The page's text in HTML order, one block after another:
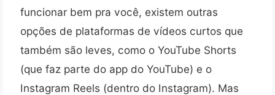
funcionar bem pra você, existem outras
opções de plataformas de vídeos curtos que
também são leves, como o YouTube Shorts
(que faz parte do app do YouTube) e o
Instagram Reels (dentro do Instagram). Mas